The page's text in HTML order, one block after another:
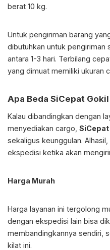
berat 10 kg.
Untuk pengiriman barang
dibutuhkan untuk pengiriman
antara 1-3 hari. Terbilang
yang dimuat memiliki ukuran
Apa Beda SiCepat
Kalau dibandingkan dengan
menyediakan cargo,
sekaligus keunggulan.
ekspedisi ketika akan
Harga Murah
Harga layanan ini tergolong
dengan ekspedisi lain bisa
membandingkannya sendiri,
kilat ini.